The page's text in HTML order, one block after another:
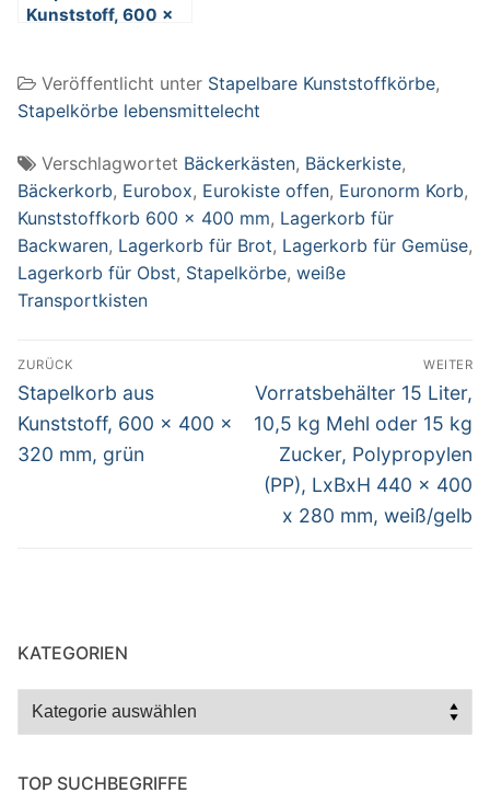
Kunststoff, 600 x
Veröffentlicht unter Stapelbare Kunststoffkörbe,
Stapelkörbe lebensmittelecht
Verschlagwortet Bäckerkästen, Bäckerkiste,
Bäckerkorb, Eurobox, Eurokiste offen, Euronorm Korb,
Kunststoffkorb 600 x 400 mm, Lagerkorb für
Backwaren, Lagerkorb für Brot, Lagerkorb für Gemüse,
Lagerkorb für Obst, Stapelkörbe, weiße
Transportkisten
Beitragsnavigation
ZURÜCK
Vorheriger
Beitrag:
Stapelkorb aus
Kunststoff, 600 x 400 x
320 mm, grün
WEITER
Nächster
Beitrag:
Vorratsbehälter 15 Liter,
10,5 kg Mehl oder 15 kg
Zucker, Polypropylen
(PP), LxBxH 440 x 400
x 280 mm, weiß/gelb
KATEGORIEN
Kategorien
TOP SUCHBEGRIFFE